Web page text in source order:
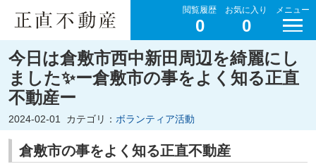
閲覧履歴
0
お気に入り
0
メニュー
今日は倉敷市西中新田周辺を綺麗にし
ました✨ー倉敷市の事をよく知る正直
不動産ー
2024-02-01 カテゴリ： ボランティア活動
倉敷市の事をよく知る正直不動産